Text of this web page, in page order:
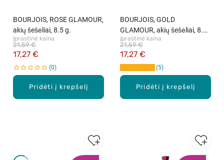
Pridėti į krepšelį
BOURJOIS, ROSE GLAMOUR,
akių šešėliai, 8.5 g.
Įprastinė kaina
17,27 €
21,59 €
0
Pridėti į krepšelį
BOURJOIS, GOLD
GLAMOUR, akių šešėliai, 8.5
g.
Įprastinė kaina
17,27 €
21,59 €
5